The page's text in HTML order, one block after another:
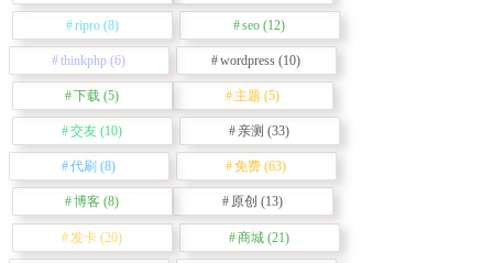
ripro(8) seo (12)
thinkphp (6) wordpress (10)
下载 (5) 主题 (5)
交友 (10) 亲测 (33)
代刷 (8) 免费 (63)
博客 (8) 原创 (13)
发卡 (20) 商城 (21)